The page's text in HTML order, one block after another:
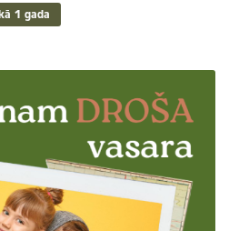
1 gada